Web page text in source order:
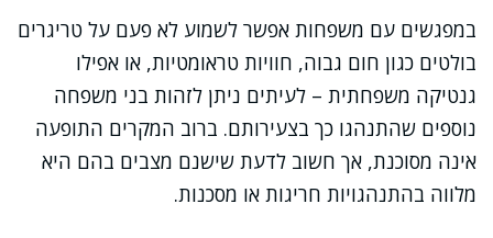
במפגשים עם משפחות אפשר לשמוע לא פעם על טריגרים
בולטים כגון חום גבוה, חוויות טראומטיות, או אפילו
גנטיקה משפחתית – לעיתים ניתן לזהות בני משפחה
נוספים שהתנהגו כך בצעירותם. ברוב המקרים התופעה
אינה מסוכנת, אך חשוב לדעת שישנם מצבים בהם היא
מלווה בהתנהגויות חריגות או מסכנות.